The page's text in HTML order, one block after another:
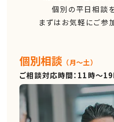
個別の平日相談
まずはお気軽にご参
個別相談 （月～土）
ご相談対応時間：11時～